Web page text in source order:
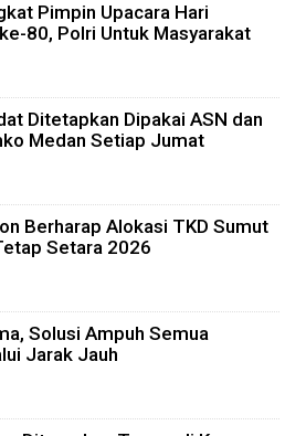
Pimpin Upacara Hari
80, Polri Untuk Masyarakat
Ditetapkan Dipakai ASN dan
Medan Setiap Jumat
Berharap Alokasi TKD Sumut
Setara 2026
Solusi Ampuh Semua
Jarak Jauh